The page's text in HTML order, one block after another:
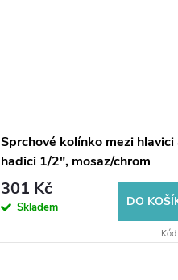
Sprchové kolínko mezi hlavici
hadici 1/2", mosaz/chrom
301 Kč
Skladem DO
Kód: